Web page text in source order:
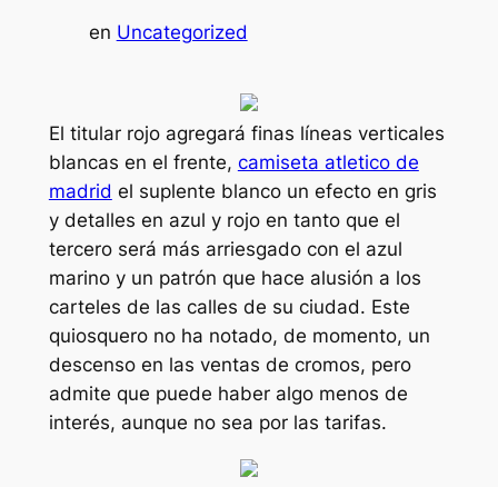
en Uncategorized
El titular rojo agregará finas líneas verticales
blancas en el frente, camiseta atletico de
madrid el suplente blanco un efecto en gris
y detalles en azul y rojo en tanto que el
tercero será más arriesgado con el azul
marino y un patrón que hace alusión a los
carteles de las calles de su ciudad. Este
quiosquero no ha notado, de momento, un
descenso en las ventas de cromos, pero
admite que puede haber algo menos de
interés, aunque no sea por las tarifas.